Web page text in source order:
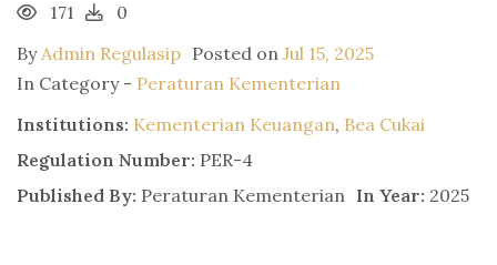
171
0
ByAdmin Regulasip Posted on Jul 15, 2025
In Category - Peraturan Kementerian
Institutions: Kementerian Keuangan, Bea Cukai
Regulation Number: PER-4
Published By: Peraturan Kementerian In Year: 2025